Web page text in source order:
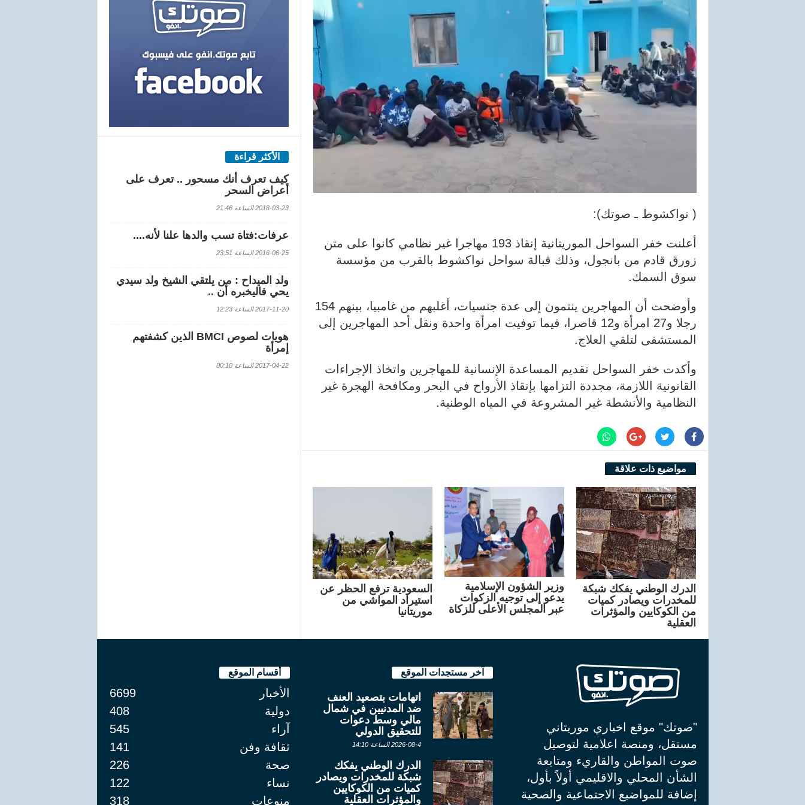
( نواكشوط ـ صوتك):
أعلنت خفر السواحل الموريتانية إنقاذ 193 مهاجرا غير نظامي كانوا على متن
زورق قادم من بانجول، وذلك قبالة سواحل نواكشوط بالقرب من مؤسسة
سوق السمك.
وأوضحت أن المهاجرين ينتمون إلى عدة جنسيات، أغلبهم من غامبيا، بينهم 154
رجلا و27 امرأة و12 قاصرا، فيما توفيت امرأة واحدة ونقل أحد المهاجرين إلى
المستشفى لتلقي العلاج.
وأكدت خفر السواحل تقديم المساعدة الإنسانية للمهاجرين واتخاذ الإجراءات
القانونية اللازمة، مجددة التزامها بإنقاذ الأرواح في البحر ومكافحة الهجرة غير
النظامية والأنشطة غير المشروعة في المياه الوطنية.
مواضيع ذات علاقة
الدرك الوطني يفكك شبكة
للمخدرات ويصادر كميات
من الكوكايين والمؤثرات
العقلية
وزير الشؤون الإسلامية
يدعو إلى توجيه الزكوات
عبر المجلس الأعلى للزكاة
السعودية ترفع الحظر عن
استيراد المواشي من
موريتانيا
الأكثر قراءة
كيف تعرف أنك مسحور .. تعرف على
أعراض السحر
2018-03-23 الساعة 21:46
عرفات:فتاة تسب والدها علنا لأنه....
2016-06-25 الساعة 23:51
ولد الميداح : من يلتقي الشيخ ولد سيدي
يحي فاليخبره أن ..
2017-11-20 الساعة 12:23
هويات لصوص BMCI الذين كشفتهم
إمرأة
2017-04-22 الساعة 00:10
"صوتك" موقع اخباري موريتاني
مستقل، ومنصة اعلامية لتوصيل
صوت المواطن والقاريء ومتابعة
الشأن المحلي والاقليمي أولاً بأول،
إضافة للمواضيع الاجتماعية والصحية
آخر مستجدات الموقع
اتهامات بتصعيد العنف
ضد المدنيين في شمال
مالي وسط دعوات
للتحقيق الدولي
2026-08-4 الساعة 14:10
الدرك الوطني يفكك
شبكة للمخدرات ويصادر
كميات من الكوكايين
والمؤثرات العقلية
أقسام الموقع
الأخبار
6699
دولية
408
آراء
545
ثقافة وفن
141
صحة
226
نساء
122
منوعات
318